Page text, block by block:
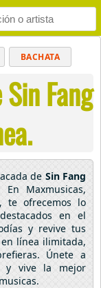
BACHATA
REGGAETONFang
de Sin Fang
Maxmusicas,
te ofrecemos lo
en el
y revive tus
línea ilimitada,
Únete a
y vive la mejor